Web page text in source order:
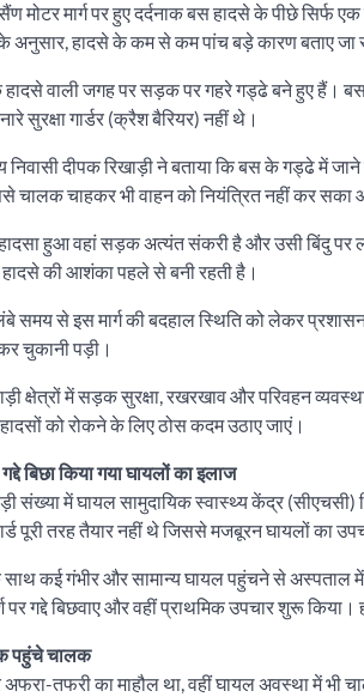
मोटर मार्ग पर हुए दर्दनाक बस हादसे के पीछे
के अनुसार, हादसे के कम से कम पांच बड़े कारण बताए जा
हादसे वाली जगह पर सड़क पर गहरे गड्ढे बने हुए
सुरक्षा गार्डर (क्रैश बैरियर) नहीं थे।
निवासी दीपक रिखाड़ी ने बताया कि बस के गड्ढे में
चालक चाहकर भी वाहन को नियंत्रित नहीं कर सका
हुआ वहां सड़क अत्यंत संकरी है और उसी बिंदु पर
की आशंका पहले से बनी रहती है।
समय से इस मार्ग की बदहाल स्थिति को लेकर
चुकानी पड़ी।
क्षेत्रों में सड़क सुरक्षा, रखरखाव और परिवहन
को रोकने के लिए ठोस कदम उठाए जाएं।
बिछा किया गया घायलों का इलाज
संख्या में घायल सामुदायिक स्वास्थ्य केंद्र
पूरी तरह तैयार नहीं थे जिससे मजबूरन घायलों का
साथ कई गंभीर और सामान्य घायल पहुंचने से
गद्दे बिछवाए और वहीं प्राथमिक उपचार शुरू
पहुंचे चालक
तफरी का माहौल था, वहीं घायल अवस्था में भी